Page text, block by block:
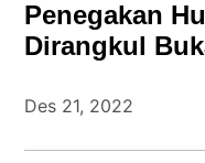
Nasional
Daerah
Lifestyle
Penegakan
Dirangkul
Des 21, 2022